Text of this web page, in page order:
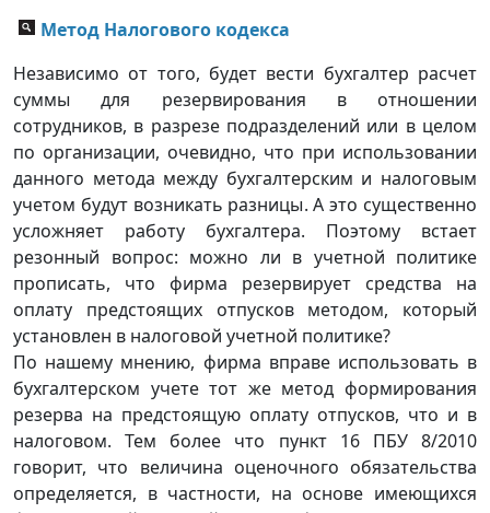
Метод Налогового кодекса
Независимо от того, будет вести бухгалтер расчет
суммы для резервирования в отношении
сотрудников, в разрезе подразделений или в целом
по организации, очевидно, что при использовании
данного метода между бухгалтерским и налоговым
учетом будут возникать разницы. А это существенно
усложняет работу бухгалтера. Поэтому встает
резонный вопрос: можно ли в учетной политике
прописать, что фирма резервирует средства на
оплату предстоящих отпусков методом, который
установлен в налоговой учетной политике?
По нашему мнению, фирма вправе использовать в
бухгалтерском учете тот же метод формирования
резерва на предстоящую оплату отпусков, что и в
налоговом. Тем более что пункт 16 ПБУ 8/2010
говорит, что величина оценочного обязательства
определяется, в частности, на основе имеющихся